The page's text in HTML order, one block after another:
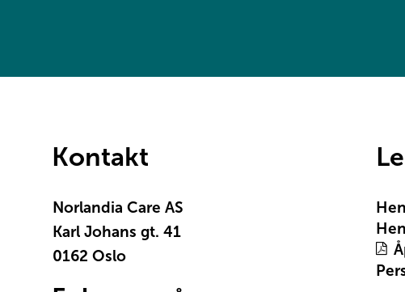
Kontakt
Norlandia Care AS
Karl Johans gt. 41
0162 Oslo